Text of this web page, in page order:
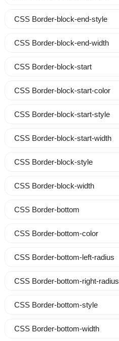
CSS Border-block-end-style
CSS Border-block-end-width
CSS Border-block-start
CSS Border-block-start-color
CSS Border-block-start-style
CSS Border-block-start-width
CSS Border-block-style
CSS Border-block-width
CSS Border-bottom
CSS Border-bottom-color
CSS Border-bottom-left-radius
CSS Border-bottom-right-radius
CSS Border-bottom-style
CSS Border-bottom-width